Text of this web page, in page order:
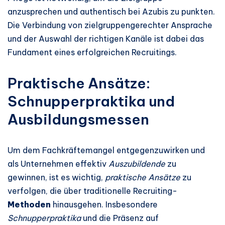
anzusprechen und authentisch bei Azubis zu punkten.
Die Verbindung von zielgruppengerechter Ansprache
und der Auswahl der richtigen Kanäle ist dabei das
Fundament eines erfolgreichen Recruitings.
Praktische Ansätze:
Schnupperpraktika und
Ausbildungsmessen
Um dem Fachkräftemangel entgegenzuwirken und
als Unternehmen effektiv Auszubildende zu
gewinnen, ist es wichtig, praktische Ansätze zu
verfolgen, die über traditionelle Recruiting-
Methoden hinausgehen. Insbesondere
Schnupperpraktikaund die Präsenz auf